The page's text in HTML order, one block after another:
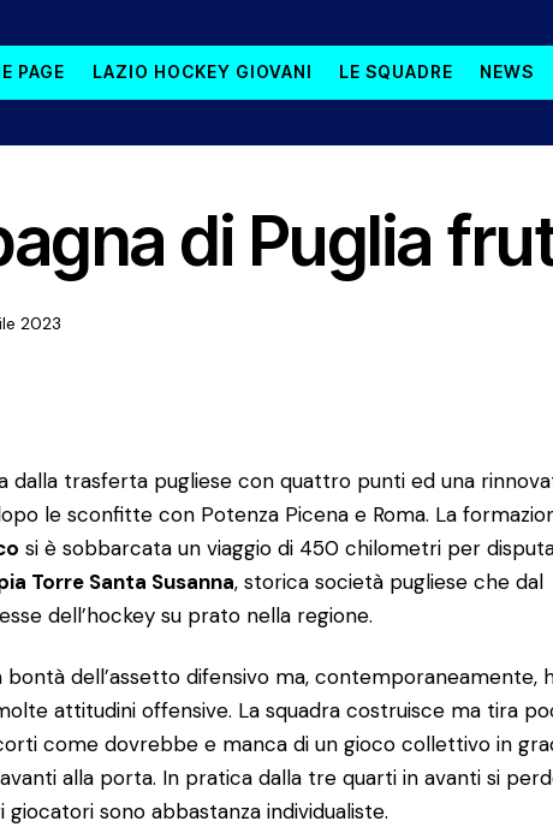
PAGE LAZIO HOCKEY GIOVANI LE SQUADRE NEWS
di Puglia
2023
dalla trasferta pugliese con quattro punti ed una
le sconfitte con Potenza Picena e Roma. La
si è sobbarcata un viaggio di 450 chilometri per
Torre Santa Susanna, storica società pugliese che dal
dell’hockey su prato nella regione.
bontà dell’assetto difensivo ma, contemporaneamente,
attitudini offensive. La squadra costruisce ma tira
come dovrebbe e manca di un gioco collettivo in
alla porta. In pratica dalla tre quarti in avanti si
sono abbastanza individualiste.